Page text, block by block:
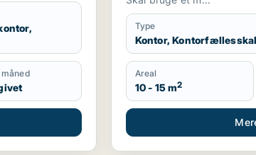
Type
Kontor,
Areal
10 - 15 m2